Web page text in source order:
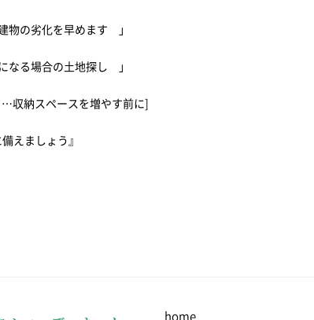
物の劣化を早めます 」
なる場合の土地探し 」
収納スペースを増やす前に]
備えましょう』
home